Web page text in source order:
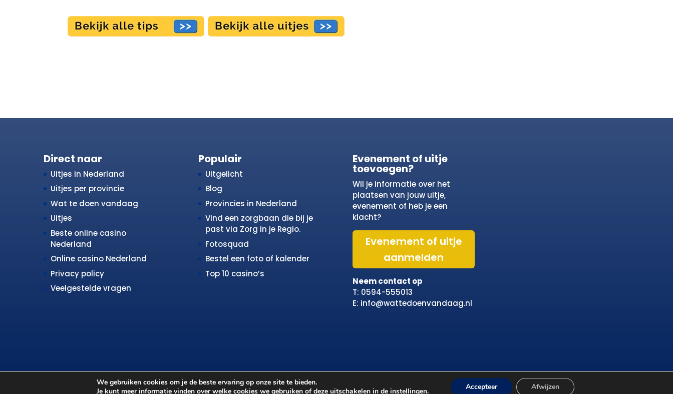
Direct naar
Uitjes in Nederland
Uitjes per provincie
Wat te doen vandaag
Uitjes
Beste online casino
Nederland
Online casino Nederland
Privacy policy
Veelgestelde vragen
Populair
Uitgelicht
Blog
Provincies in Nederland
Vind een zorgbaan die bij je
past via Zorg in je Regio.
Fotosquad
Bestel een foto of kalender
Top 10 casino’s
Evenement of uitje
toevoegen?
Wil je informatie over het
plaatsen van jouw uitje,
evenement of heb je een
klacht?
Evenement of uitje
aanmelden
Neem contact op
T: 0594-555013
E: info@wattedoenvandaag.nl
We gebruiken cookies om je de beste ervaring op onze site te bieden.
Je kunt meer informatie vinden over welke cookies we gebruiken of deze uitschakelen in de instellingen. Accepteer Afwijzen